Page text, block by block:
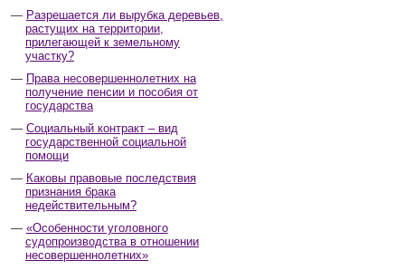
Разрешается ли вырубка деревьев,
растущих на территории,
прилегающей к земельному
участку?
Права несовершеннолетних на
получение пенсии и пособия от
государства
Социальный контракт – вид
государственной социальной
помощи
Каковы правовые последствия
признания брака
недействительным?
«Особенности уголовного
судопроизводства в отношении
несовершеннолетних»